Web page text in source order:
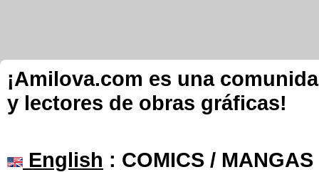
¡Amilova.com es una
y lectores de obras gráficas!
English : COMICS /